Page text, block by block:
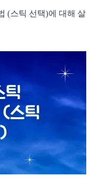
(스틱 선택)에 대해 살